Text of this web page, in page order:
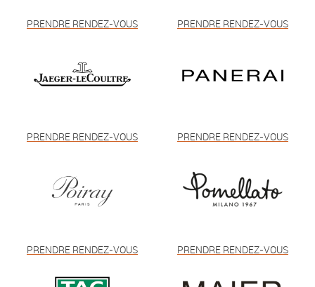
PRENDRE RENDEZ-VOUS PRENDRE RENDEZ-VOUS
PRENDRE RENDEZ-VOUS PRENDRE RENDEZ-VOUS
PRENDRE RENDEZ-VOUS PRENDRE RENDEZ-VOUS